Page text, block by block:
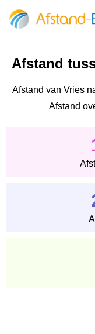
Afstand
Afstand van Vries
Afstand